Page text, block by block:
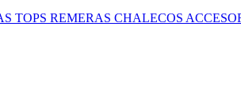
TOPS REMERAS CHALECOS